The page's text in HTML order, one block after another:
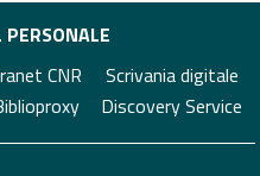
PERSONALE
CNR
Scrivania digitale
Discovery Service